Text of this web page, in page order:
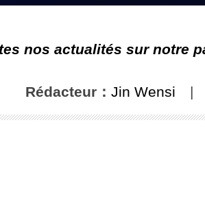
nos actualités sur notre
Rédacteur： Jin Wensi